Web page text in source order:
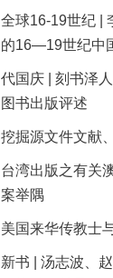
全球16-19世纪 |
的16—19世纪中
代国庆 | 刻书泽
图书出版评述
挖掘源文件文献
台湾出版之有关
案举隅
美国来华传教士
新书 | 汤志波、